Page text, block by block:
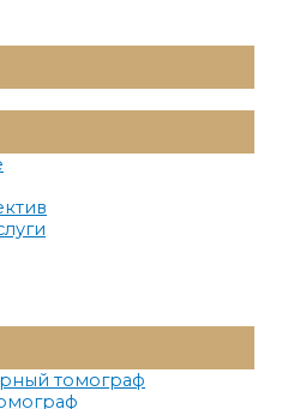
Меню
Меню
Меню
томограф